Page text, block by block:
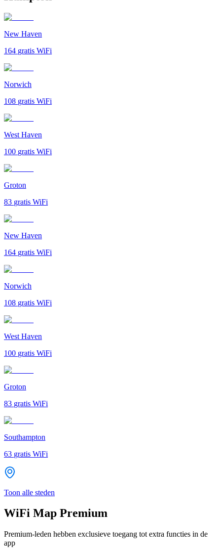
New Haven
164 gratis WiFi
Norwich
108 gratis WiFi
West Haven
100 gratis WiFi
Groton
83 gratis WiFi
New Haven
164 gratis WiFi
Norwich
108 gratis WiFi
West Haven
100 gratis WiFi
Groton
83 gratis WiFi
Southampton
63 gratis WiFi
Toon alle steden
WiFi Map Premium
Premium-leden hebben exclusieve toegang tot extra functies in de
app